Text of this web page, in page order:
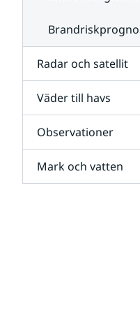
Radar och satellit
Väder till havs
Observationer
Mark och vatten